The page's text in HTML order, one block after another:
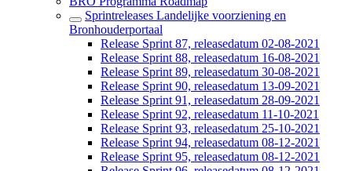
Sprintreleases Landelijke voorziening en
Bronhouderportaal
Release Sprint 87, releasedatum 02-08-2021
Release Sprint 88, releasedatum 16-08-2021
Release Sprint 89, releasedatum 30-08-2021
Release Sprint 90, releasedatum 13-09-2021
Release Sprint 91, releasedatum 28-09-2021
Release Sprint 92, releasedatum 11-10-2021
Release Sprint 93, releasedatum 25-10-2021
Release Sprint 94, releasedatum 08-12-2021
Release Sprint 95, releasedatum 08-12-2021